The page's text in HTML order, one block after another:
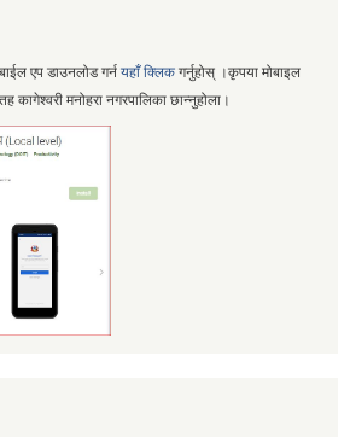
एप डाउनलोड गर्न यहाँ क्लिक गर्नुहोस् ।कृपया मोबाइल
कागेश्वरी मनोहरा नगरपालिका छान्नुहोला।